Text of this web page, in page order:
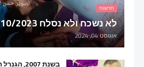
חדשות
לא נשכח ולא נסלח 07/10/2023 ⚠️
אוגוסט 04, 2024
בשנת 2007,